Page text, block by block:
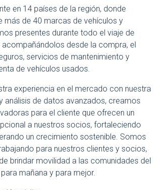
en 14 países de la región, donde
más de 40 marcas de vehículos y
presentes durante todo el viaje de
acompañándolos desde la compra, el
servicios de mantenimiento y
de vehículos usados.
experiencia en el mercado con nuestra
análisis de datos avanzados, creamos
para el cliente que ofrecen un
a nuestros socios, fortaleciendo
un crecimiento sostenible. Somos
para nuestros clientes y socios,
brindar movilidad a las comunidades del
mañana y para mejor.